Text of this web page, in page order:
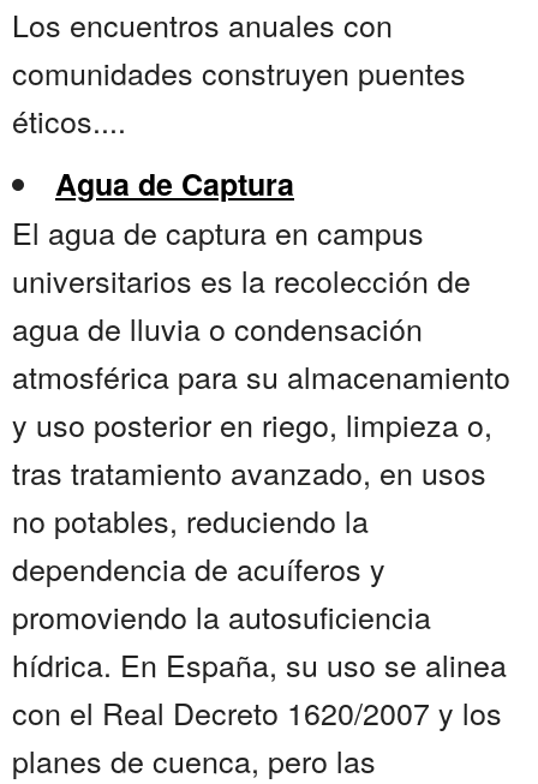
Los encuentros anuales con
comunidades construyen puentes
éticos....
Agua de Captura
El agua de captura en campus
universitarios es la recolección de
agua de lluvia o condensación
atmosférica para su almacenamiento
y uso posterior en riego, limpieza o,
tras tratamiento avanzado, en usos
no potables, reduciendo la
dependencia de acuíferos y
promoviendo la autosuficiencia
hídrica. En España, su uso se alinea
con el Real Decreto 1620/2007 y los
planes de cuenca, pero las